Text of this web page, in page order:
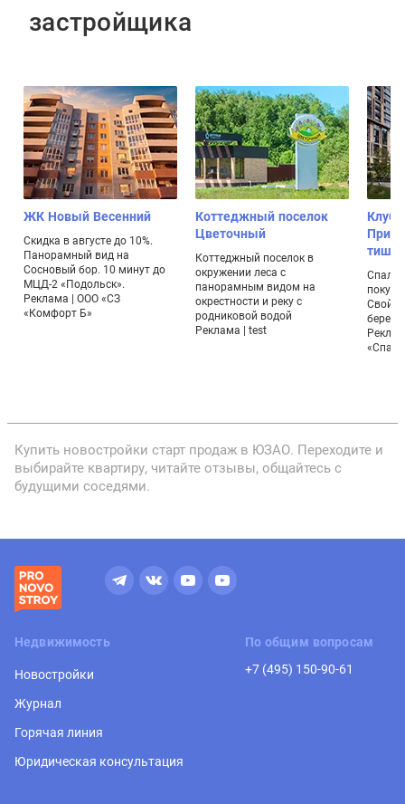
застройщика
ЖК Новый Весенний
Скидка в августе до 10%.
Панорамный вид на
Сосновый бор. 10 минут до
МЦД-2 «Подольск».
Реклама | ООО «СЗ
«Комфорт Б»
Коттеджный поселок
Цветочный
Коттеджный поселок в
окружении леса с
панорамным видом на
окрестности и реку с
родниковой водой
Реклама | test
Свой
Купить новостройки старт продаж в ЮЗАО. Переходите и
выбирайте квартиру, читайте отзывы, общайтесь с
будущими соседями.
Недвижимость
Новостройки
Журнал
Горячая линия
Юридическая консультация
По общим вопросам
+7 (495) 150-90-61